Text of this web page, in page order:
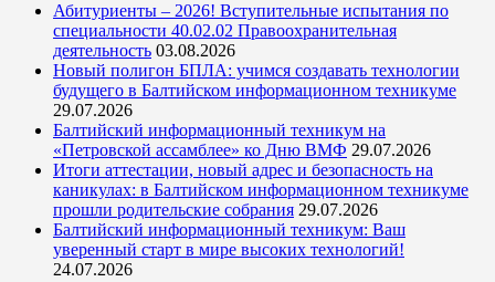
Абитуриенты – 2026! Вступительные испытания по
специальности 40.02.02 Правоохранительная
деятельность 03.08.2026
Новый полигон БПЛА: учимся создавать технологии
будущего в Балтийском информационном техникуме
29.07.2026
Балтийский информационный техникум на
«Петровской ассамблее» ко Дню ВМФ 29.07.2026
Итоги аттестации, новый адрес и безопасность на
каникулах: в Балтийском информационном техникуме
прошли родительские собрания 29.07.2026
Балтийский информационный техникум: Ваш
уверенный старт в мире высоких технологий!
24.07.2026